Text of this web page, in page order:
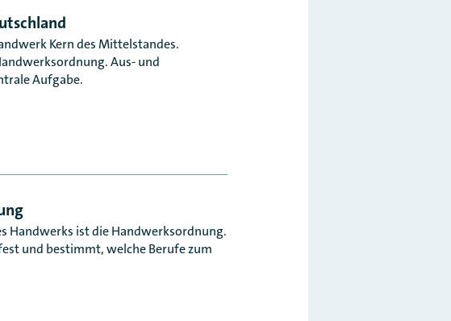
Kern des Mittelstandes.
Aus- und
Aufgabe.
Handwerks ist die Handwerksordnung.
und bestimmt, welche Berufe zum